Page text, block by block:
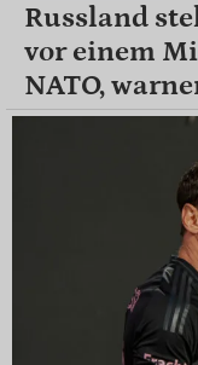
Russland
vor einem
NATO,